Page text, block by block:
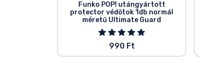
Funko POP! utángyártott
protector védőtok 1db normál
méretű Ultimate Guard
990 Ft